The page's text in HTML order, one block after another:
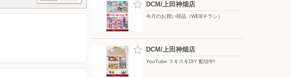
DCM/上田神畑店
今月のお買い得品（WEBチラシ）
DCM/上田神畑店
YouTube スキスキDIY 配信中!